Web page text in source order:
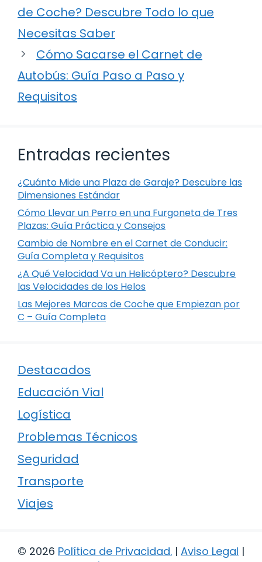
de Coche? Descubre Todo lo que
Necesitas Saber
Cómo Sacarse el Carnet de
Autobús: Guía Paso a Paso y
Requisitos
Entradas recientes
¿Cuánto Mide una Plaza de Garaje? Descubre las
Dimensiones Estándar
Cómo Llevar un Perro en una Furgoneta de Tres
Plazas: Guía Práctica y Consejos
Cambio de Nombre en el Carnet de Conducir:
Guía Completa y Requisitos
¿A Qué Velocidad Va un Helicóptero? Descubre
las Velocidades de los Helos
Las Mejores Marcas de Coche que Empiezan por
C – Guía Completa
Destacados
Educación Vial
Logística
Problemas Técnicos
Seguridad
Transporte
Viajes
© 2026 Política de Privacidad. | Aviso Legal |